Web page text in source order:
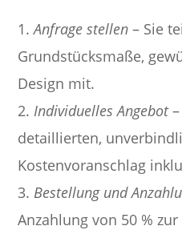
1.Anfrage stellen – Sie
Grundstücksmaße,
Design mit.
2. Individuelles Angebot–
detaillierten,
Kostenvoranschlag
3. Bestellung und
Anzahlung von 50 %